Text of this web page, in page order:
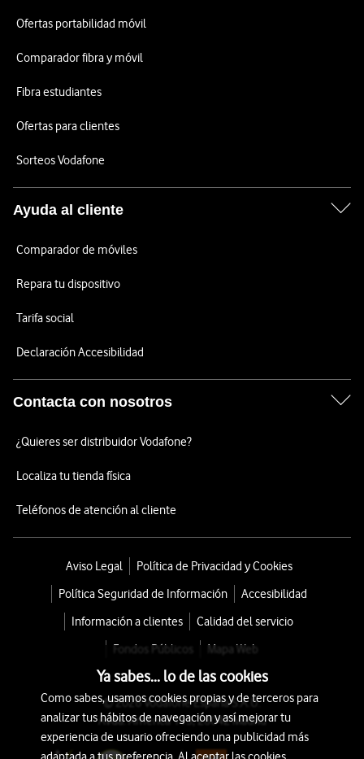
Ofertas portabilidad móvil
Comparador fibra y móvil
Fibra estudiantes
Ofertas para clientes
Sorteos Vodafone
Ayuda al cliente
Comparador de móviles
Repara tu dispositivo
Tarifa social
Declaración Accesibilidad
Contacta con nosotros
¿Quieres ser distribuidor Vodafone?
Localiza tu tienda física
Teléfonos de atención al cliente
Aviso Legal
Política de Privacidad y Cookies
Política Seguridad de Información
Accesibilidad
Información a clientes
Calidad del servicio
Fondos Públicos
Mapa Web
© 2026 Vodafone España S.A.U.
Avda. América 115, 28042 Madrid
Ya sabes... lo de las cookies
Como sabes, usamos cookies propias y de terceros para
analizar tus hábitos de navegación y así mejorar tu
experiencia de usuario ofreciendo una publicidad más